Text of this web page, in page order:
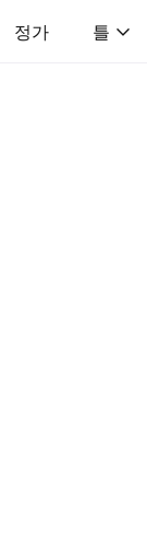
정가 틀